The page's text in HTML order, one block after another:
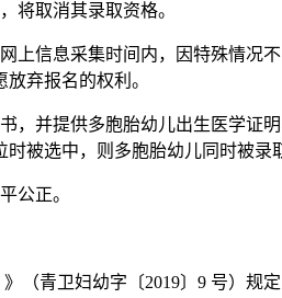
取消其录取资格。
信息采集时间内，因特殊情况
弃报名的权利。
并提供多胞胎幼儿出生医学证
被选中，则多胞胎幼儿同时被录
公正。
青卫妇幼字〔2019〕9 号）规